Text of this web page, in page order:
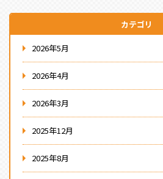
カテゴリ
2026年5月
2026年4月
2026年3月
2025年12月
2025年8月